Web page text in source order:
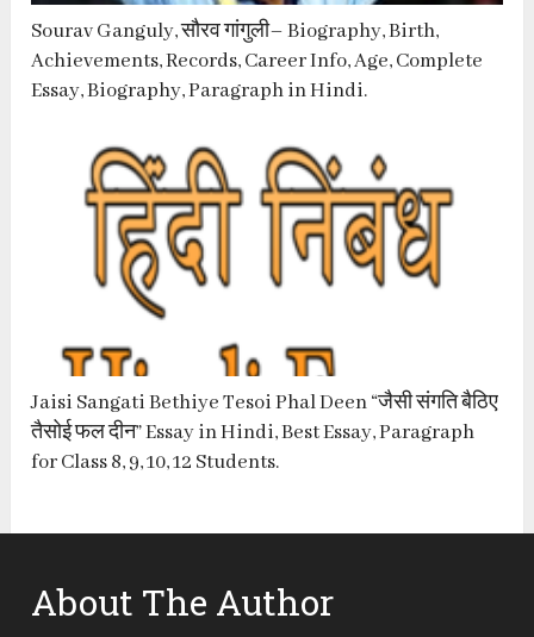
Sourav Ganguly, सौरव गांगुली– Biography, Birth,
Achievements, Records, Career Info, Age, Complete
Essay, Biography, Paragraph in Hindi.
Jaisi Sangati Bethiye Tesoi Phal Deen “जैसी संगति बैठिए
तैसोई फल दीन” Essay in Hindi, Best Essay, Paragraph
for Class 8, 9, 10, 12 Students.
About The Author